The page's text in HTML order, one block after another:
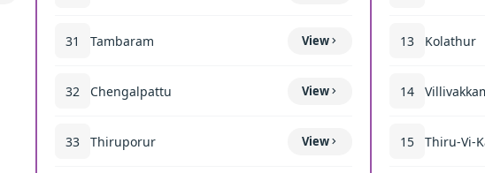
31 Tambaram View
32 Chengalpattu View
33 Thiruporur View
13 Kolathur
14
15 Thiru-Vi-